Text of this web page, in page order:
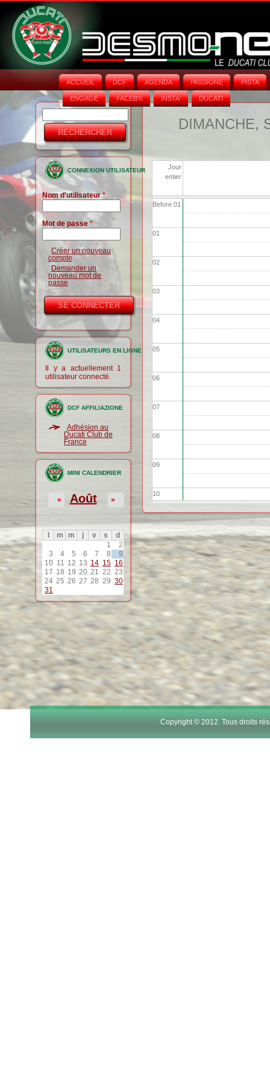
ACCUEIL DCF AGENDA PASSIONE PISTA
ENGAGE FACEB'K INSTA‘ DUCATI
Formulaire
de
recherche
CONNEXION UTILISATEUR
Nom d'utilisateur*
Mot de passe *
Créer un nouveau
compte
Demander un
nouveau mot de
passe
UTILISATEURS EN LIGNE
Il y a actuellement 1
utilisateur connecté.
DCF AFFILIAZIONE
Adhésion au
Ducati Club de
France
MINI CALENDRIER
Août
« »
m m j v s
d
1
2
3
4 5 6 7 8
9
10 11 12 13 14 15 16
17 18 19 20 21 22 23
24 25 26 27 28 29 30
31
DIMANCHE,
Jour
entier
Before 01
01
02
03
04
05
06
07
08
09
10
11
12
13
15
17
Copyright © 2012. Tous droits